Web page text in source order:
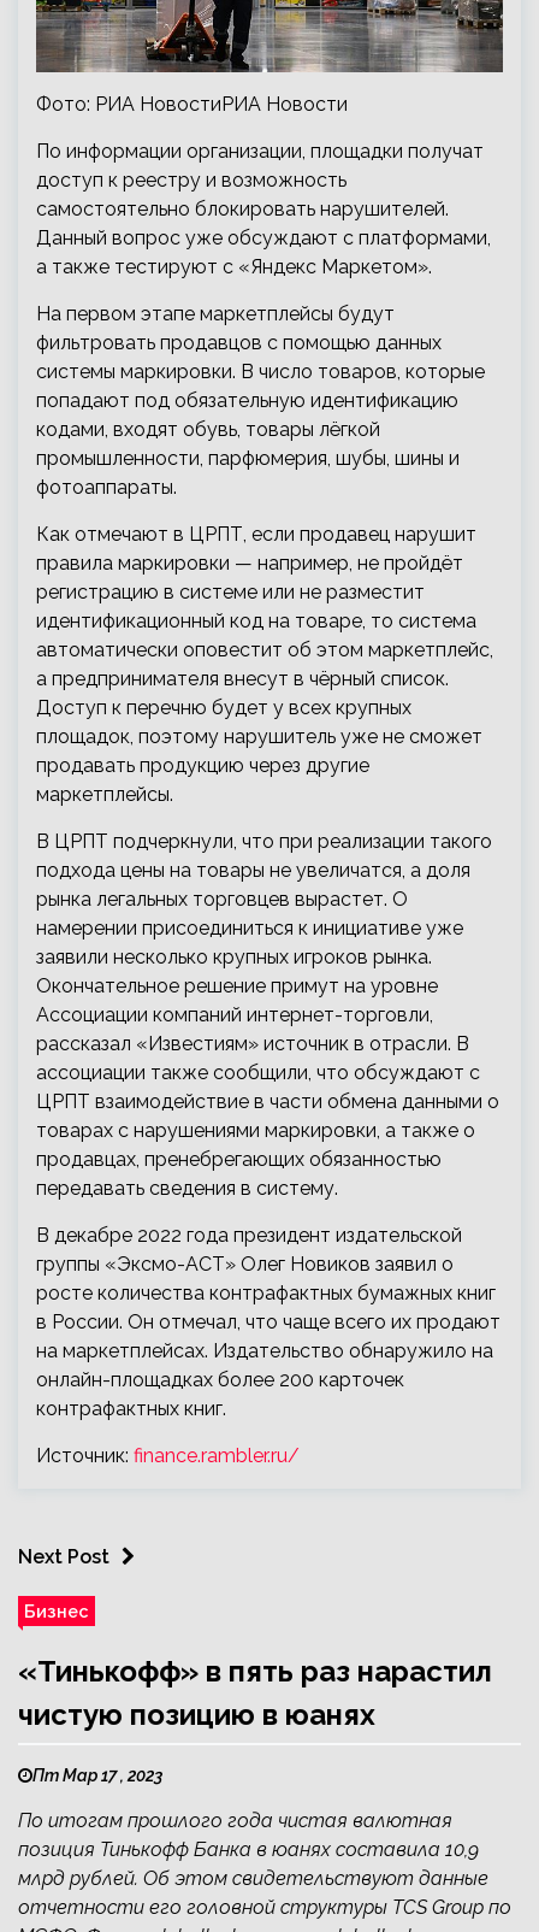
Фото: РИА НовостиРИА Новости
По информации организации, площадки получат
доступ к реестру и возможность
самостоятельно блокировать нарушителей.
Данный вопрос уже обсуждают с платформами,
а также тестируют с «Яндекс Маркетом».
На первом этапе маркетплейсы будут
фильтровать продавцов с помощью данных
системы маркировки. В число товаров, которые
попадают под обязательную идентификацию
кодами, входят обувь, товары лёгкой
промышленности, парфюмерия, шубы, шины и
фотоаппараты.
Как отмечают в ЦРПТ, если продавец нарушит
правила маркировки — например, не пройдёт
регистрацию в системе или не разместит
идентификационный код на товаре, то система
автоматически оповестит об этом маркетплейс,
а предпринимателя внесут в чёрный список.
Доступ к перечню будет у всех крупных
площадок, поэтому нарушитель уже не сможет
продавать продукцию через другие
маркетплейсы.
В ЦРПТ подчеркнули, что при реализации такого
подхода цены на товары не увеличатся, а доля
рынка легальных торговцев вырастет. О
намерении присоединиться к инициативе уже
заявили несколько крупных игроков рынка.
Окончательное решение примут на уровне
Ассоциации компаний интернет-торговли,
рассказал «Известиям» источник в отрасли. В
ассоциации также сообщили, что обсуждают с
ЦРПТ взаимодействие в части обмена данными о
товарах с нарушениями маркировки, а также о
продавцах, пренебрегающих обязанностью
передавать сведения в систему.
В декабре 2022 года президент издательской
группы «Эксмо-АСТ» Олег Новиков заявил о
росте количества контрафактных бумажных книг
в России. Он отмечал, что чаще всего их продают
на маркетплейсах. Издательство обнаружило на
онлайн-площадках более 200 карточек
контрафактных книг.
Источник: finance.rambler.ru/
Next Post
Бизнес
«Тинькофф» в пять раз нарастил
чистую позицию в юанях
Пт Мар 17 , 2023
По итогам прошлого года чистая валютная
позиция Тинькофф Банка в юанях составила 10,9
млрд рублей. Об этом свидетельствуют данные
отчетности его головной структуры TCS Group по